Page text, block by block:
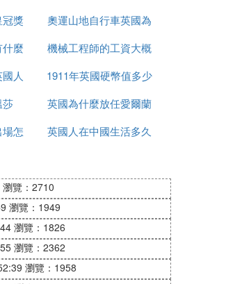
的
獎
奧運山地自行車英國為
什麼很厲害
麼
機械工程師的工資大概
多少英國
人
1911年英國硬幣值多少
錢
莎
英國為什麼放任愛爾蘭
獨立
怎
英國人在中國生活多久
瀏覽：2710
瀏覽：1949
瀏覽：1826
瀏覽：2362
瀏覽：1958